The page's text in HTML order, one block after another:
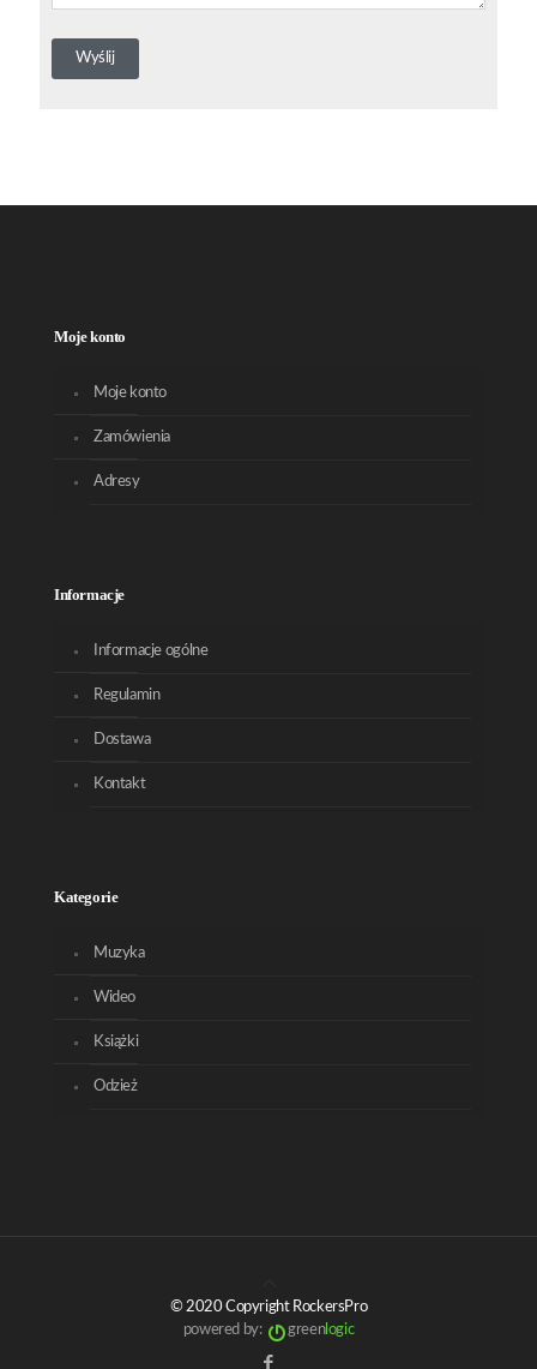
Moje konto
Moje konto
Zamówienia
Adresy
Informacje
Informacje ogólne
Regulamin
Dostawa
Kontakt
Kategorie
Muzyka
Wideo
Książki
Odzież
© 2020 Copyright RockersPro
powered by:
greenlogic